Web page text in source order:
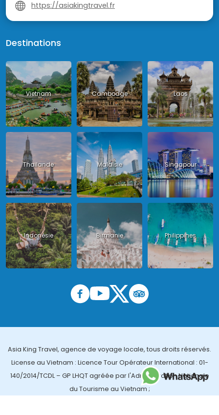
https://asiakingtravel.fr
Destinations
Vietnam Cambodge Laos
Thailande Malaisie Singapour
Indonésie Birmanie Philippines
Asia King Travel, agence de voyage locale, tous droits réservés.
License au Vietnam : Licence Tour Opérateur International : 01-
140/2014/TCDL – GP LHQT agréée par l'Administration Nationale
du Tourisme au Vietnam ;